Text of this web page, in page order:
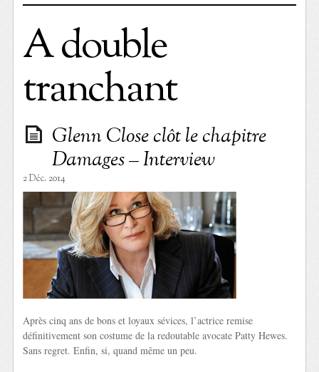
A double
tranchant
Glenn Close clôt le chapitre
Damages – Interview
2 Déc. 2014
Après cinq ans de bons et loyaux sévices, l’actrice remise
définitivement son costume de la redoutable avocate Patty Hewes.
Sans regret. Enfin, si, quand même un peu.